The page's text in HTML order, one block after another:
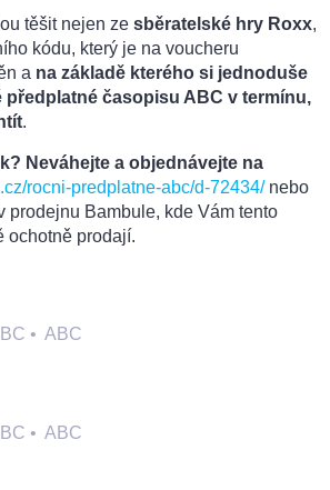
těšit nejen ze sběratelské hry Roxx,
kódu, který je na voucheru
a na základě kterého si jednoduše
časopisu ABC v termínu,
.
Neváhejte a objednávejte na
rocni-predplatne-abc/d-72434/nebo
prodejnu Bambule, kde Vám tento
ochotně prodají.
• ABC
• ABC